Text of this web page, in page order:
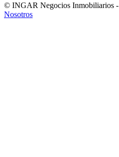
© INGAR Negocios Inmobiliarios -
Nosotros